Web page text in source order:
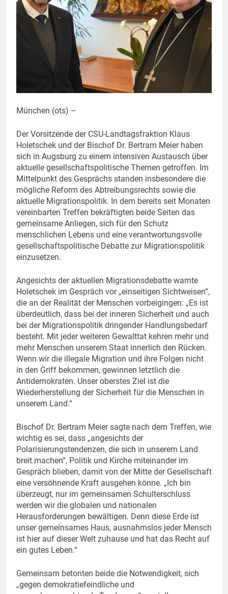
München (ots) –
Der Vorsitzende der CSU-Landtagsfraktion Klaus
Holetschek und der Bischof Dr. Bertram Meier haben
sich in Augsburg zu einem intensiven Austausch über
aktuelle gesellschaftspolitische Themen getroffen. Im
Mittelpunkt des Gesprächs standen insbesondere die
mögliche Reform des Abtreibungsrechts sowie die
aktuelle Migrationspolitik. In dem bereits seit Monaten
vereinbarten Treffen bekräftigten beide Seiten das
gemeinsame Anliegen, sich für den Schutz
menschlichen Lebens und eine verantwortungsvolle
gesellschaftspolitische Debatte zur Migrationspolitik
einzusetzen.
Angesichts der aktuellen Migrationsdebatte warnte
Holetschek im Gespräch vor „einseitigen Sichtweisen“,
die an der Realität der Menschen vorbeigingen: „Es ist
überdeutlich, dass bei der inneren Sicherheit und auch
bei der Migrationspolitik dringender Handlungsbedarf
besteht. Mit jeder weiteren Gewalttat kehren mehr und
mehr Menschen unserem Staat innerlich den Rücken.
Wenn wir die illegale Migration und ihre Folgen nicht
in den Griff bekommen, gewinnen letztlich die
Antidemokraten. Unser oberstes Ziel ist die
Wiederherstellung der Sicherheit für die Menschen in
unserem Land.“
Bischof Dr. Bertram Meier sagte nach dem Treffen, wie
wichtig es sei, dass „angesichts der
Polarisierungstendenzen, die sich in unserem Land
breit machen“, Politik und Kirche miteinander im
Gespräch blieben, damit von der Mitte der Gesellschaft
eine versöhnende Kraft ausgehen könne. „Ich bin
überzeugt, nur im gemeinsamen Schulterschluss
werden wir die globalen und nationalen
Herausforderungen bewältigen. Denn diese Erde ist
unser gemeinsames Haus, ausnahmslos jeder Mensch
ist hier auf dieser Welt zuhause und hat das Recht auf
ein gutes Leben.“
Gemeinsam betonten beide die Notwendigkeit, sich
„gegen demokratiefeindliche und